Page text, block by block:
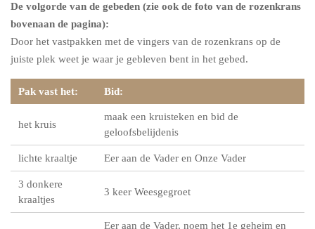
De volgorde van de gebeden (zie ook de foto van de rozenkrans
bovenaan de pagina):
Door het vastpakken met de vingers van de rozenkrans op de
juiste plek weet je waar je gebleven bent in het gebed.
Pak vast het: Bid:
het kruis
maak een kruisteken en bid de
geloofsbelijdenis
lichte kraaltje Eer aan de Vader en Onze Vader
3 donkere
kraaltjes
3 keer Weesgegroet
Eer aan de Vader, noem het 1e geheim en